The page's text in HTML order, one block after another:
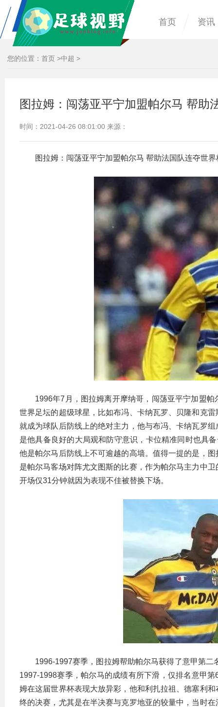
首页 资讯
您的位置： 首页 >中超 >
图拉姆：闯荡亚平宁加盟帕尔马 帮助
时间：2021-04-26 08:01:00 来源：
图拉姆：闯荡亚平宁加盟帕尔马 帮助法国队连夺世
1996年7月，图拉姆离开摩纳哥，闯荡亚平宁加盟
世界足坛的超级球星，比如布冯、卡纳瓦罗、贝隆和克
就成为球队后防线上的绝对主力，他与布冯、卡纳瓦罗
是他具备良好的大局观和防守意识，卡位精准同时也具
他是帕尔马后防线上不可逾越的高墙。值得一提的是，
是帕尔马客场对阵尤文图斯的比赛，作为帕尔马主力中
开场仅31分钟就因为表现不佳被替换下场。
1996-1997赛季，图拉姆帮助帕尔马获得了意甲第
1997-1998赛季，帕尔马的成绩有所下滑，仅排名意甲
姆在这届世界杯表现大放异彩，他和利扎拉祖、德塞利
终的决赛，尤其是在半决赛与克罗地亚的较量中，当时